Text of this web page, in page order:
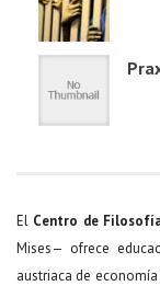
El Centro de
Mises— ofrece
austriaca de